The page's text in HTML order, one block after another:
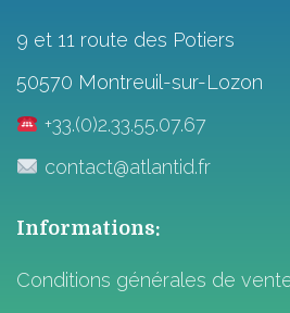
9 et 11 route des Potiers
50570 Montreuil-sur-Lozon
+33.(0)2.33.55.07.67
contact@atlantid.fr
Informations:
Conditions générales de